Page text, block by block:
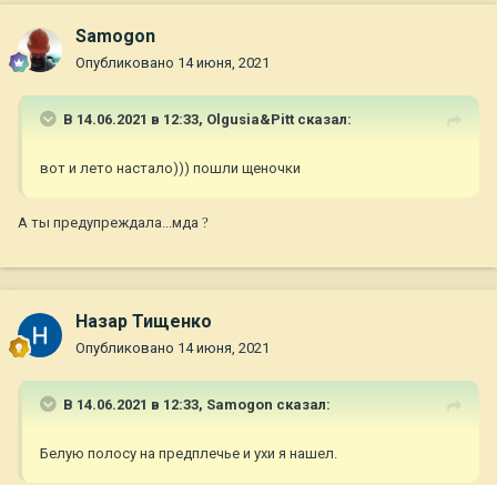
Samogon
Опубликовано 14 июня, 2021
В 14.06.2021 в 12:33, Olgusia&Pitt сказал:
вот и лето настало))) пошли щеночки
А ты предупреждала...мда ?
Назар Тищенко
Опубликовано 14 июня, 2021
В 14.06.2021 в 12:33, Samogon сказал:
Белую полосу на предплечье и ухи я нашел.